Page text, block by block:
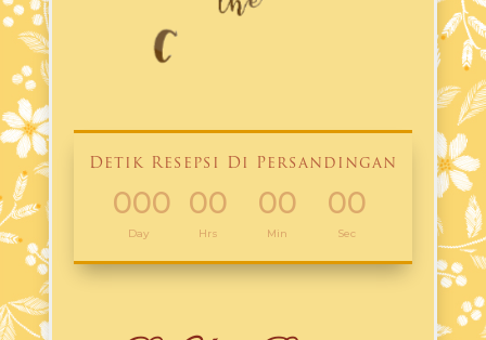
Detik Resepsi Di Persandingan
000
Day
00
Hrs
00
Min
00
Sec